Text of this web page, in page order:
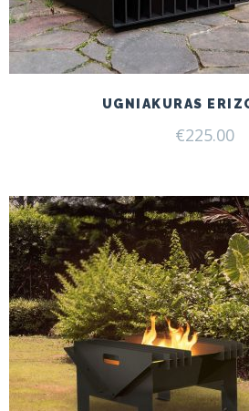
UGNIAKURAS
€225.00